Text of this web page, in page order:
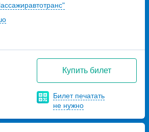
Купить билет
Билет печатать
не нужно